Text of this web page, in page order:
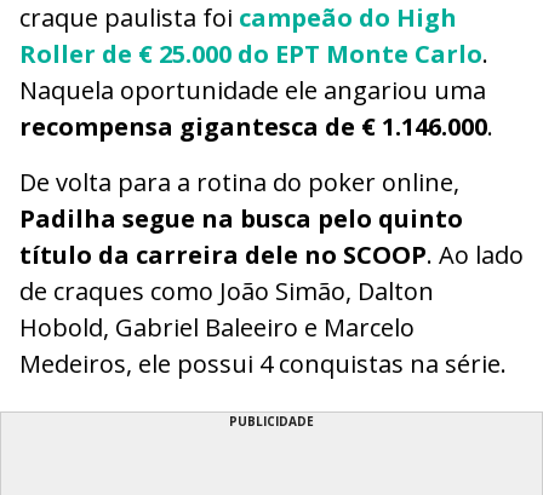
craque paulista foi campeão do High
Roller de € 25.000 do EPT Monte Carlo.
Naquela oportunidade ele angariou uma
recompensa gigantesca de € 1.146.000.
De volta para a rotina do poker online,
Padilha segue na busca pelo quinto
título da carreira dele no SCOOP. Ao lado
de craques como João Simão, Dalton
Hobold, Gabriel Baleeiro e Marcelo
Medeiros, ele possui 4 conquistas na série.
PUBLICIDADE